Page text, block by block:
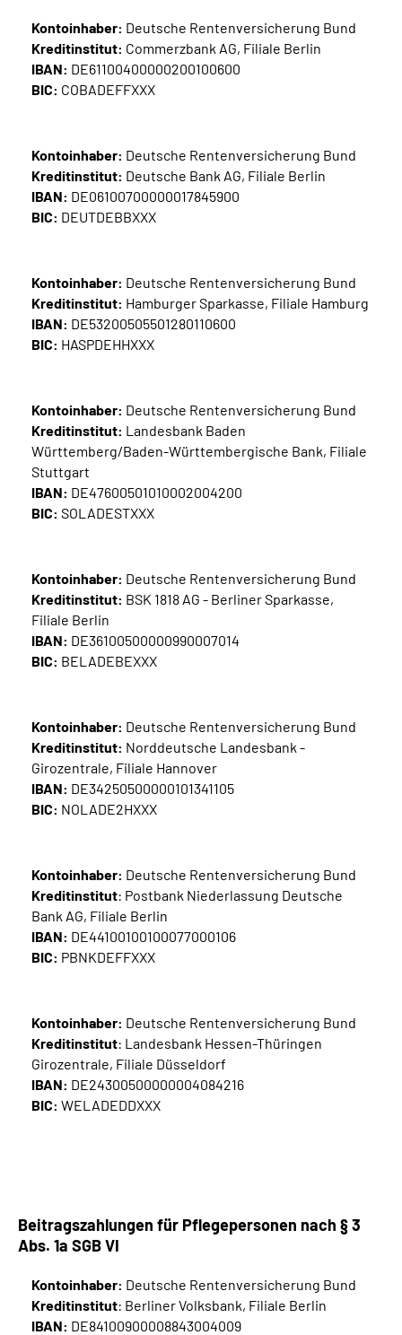
Kontoinhaber: Deutsche Rentenversicherung Bund
Kreditinstitut: Commerzbank AG, Filiale Berlin
IBAN: DE61100400000200100600
BIC: COBADEFFXXX
Kontoinhaber: Deutsche Rentenversicherung Bund
Kreditinstitut: Deutsche Bank AG, Filiale Berlin
IBAN: DE06100700000017845900
BIC: DEUTDEBBXXX
Kontoinhaber: Deutsche Rentenversicherung Bund
Kreditinstitut: Hamburger Sparkasse, Filiale Hamburg
IBAN: DE53200505501280110600
BIC: HASPDEHHXXX
Kontoinhaber: Deutsche Rentenversicherung Bund
Kreditinstitut: Landesbank Baden
Württemberg/Baden-Württembergische Bank, Filiale
Stuttgart
IBAN: DE47600501010002004200
BIC: SOLADESTXXX
Kontoinhaber: Deutsche Rentenversicherung Bund
Kreditinstitut: BSK 1818 AG - Berliner Sparkasse,
Filiale Berlin
IBAN: DE36100500000990007014
BIC: BELADEBEXXX
Kontoinhaber: Deutsche Rentenversicherung Bund
Kreditinstitut: Norddeutsche Landesbank -
Girozentrale, Filiale Hannover
IBAN: DE34250500000101341105
BIC: NOLADE2HXXX
Kontoinhaber: Deutsche Rentenversicherung Bund
Kreditinstitut: Postbank Niederlassung Deutsche
Bank AG, Filiale Berlin
IBAN: DE44100100100077000106
BIC: PBNKDEFFXXX
Kontoinhaber: Deutsche Rentenversicherung Bund
Kreditinstitut: Landesbank Hessen-Thüringen
Girozentrale, Filiale Düsseldorf
IBAN: DE24300500000004084216
BIC: WELADEDDXXX
Beitragszahlungen für Pflegepersonen nach § 3
Abs. 1a SGB VI
Kontoinhaber: Deutsche Rentenversicherung Bund
Kreditinstitut: Berliner Volksbank, Filiale Berlin
IBAN: DE84100900008843004009